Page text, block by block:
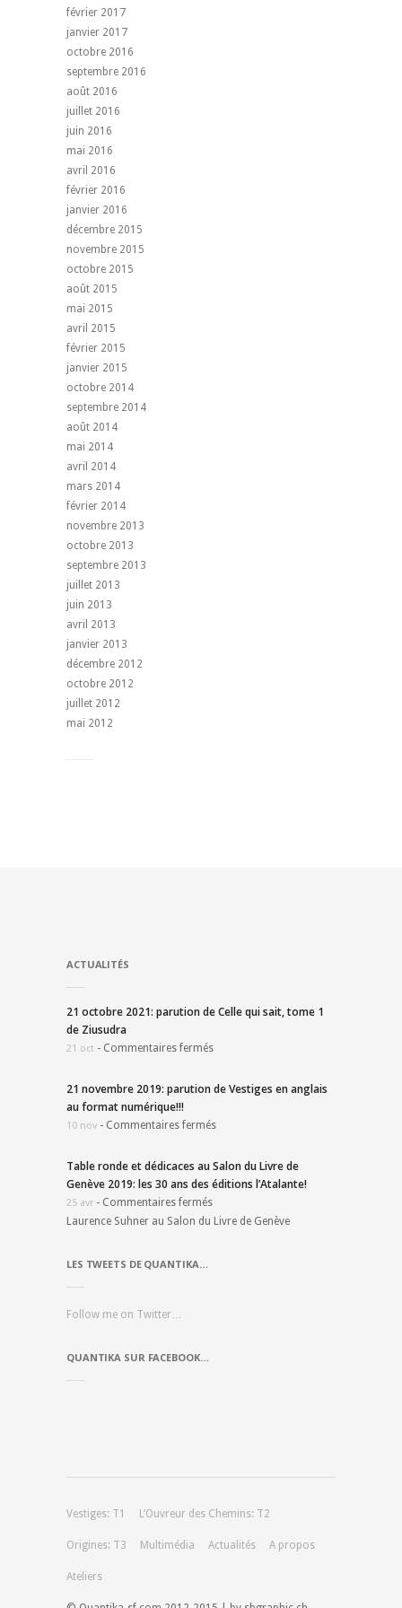
février 2017
janvier 2017
octobre 2016
septembre 2016
août 2016
juillet 2016
juin 2016
mai 2016
avril 2016
février 2016
janvier 2016
décembre 2015
novembre 2015
octobre 2015
août 2015
mai 2015
avril 2015
février 2015
janvier 2015
octobre 2014
septembre 2014
août 2014
mai 2014
avril 2014
mars 2014
février 2014
novembre 2013
octobre 2013
septembre 2013
juillet 2013
juin 2013
avril 2013
janvier 2013
décembre 2012
octobre 2012
juillet 2012
mai 2012
ACTUALITÉS
21 octobre 2021: parution de Celle qui sait, tome 1
de Ziusudra
21 oct - Commentaires fermés
21 novembre 2019: parution de Vestiges en anglais
au format numérique!!!
10 nov - Commentaires fermés
Table ronde et dédicaces au Salon du Livre de
Genève 2019: les 30 ans des éditions l’Atalante!
25 avr - Commentaires fermés
Laurence Suhner au Salon du Livre de Genève
LES TWEETS DE QUANTIKA…
Follow me on Twitter…
QUANTIKA SUR FACEBOOK…
Vestiges: T1 L’Ouvreur des Chemins: T2
Origines: T3 Multimédia Actualités A propos
Ateliers